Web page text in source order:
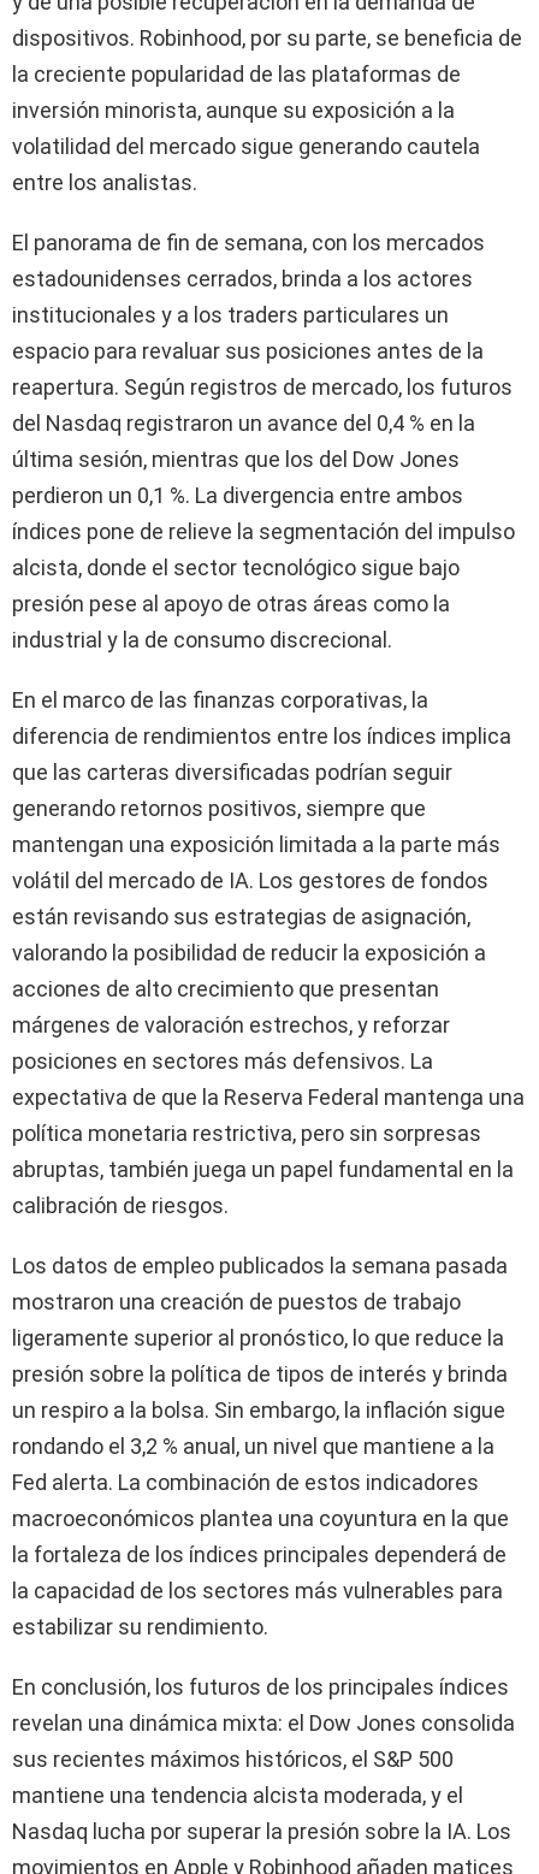
dispositivos. Robinhood, por su parte, se beneficia de
la creciente popularidad de las plataformas de
inversión minorista, aunque su exposición a la
volatilidad del mercado sigue generando cautela
entre los analistas.
El panorama de fin de semana, con los mercados
estadounidenses cerrados, brinda a los actores
institucionales y a los traders particulares un
espacio para revaluar sus posiciones antes de la
reapertura. Según registros de mercado, los futuros
del Nasdaq registraron un avance del 0,4 % en la
última sesión, mientras que los del Dow Jones
perdieron un 0,1 %. La divergencia entre ambos
índices pone de relieve la segmentación del impulso
alcista, donde el sector tecnológico sigue bajo
presión pese al apoyo de otras áreas como la
industrial y la de consumo discrecional.
En el marco de las finanzas corporativas, la
diferencia de rendimientos entre los índices implica
que las carteras diversificadas podrían seguir
generando retornos positivos, siempre que
mantengan una exposición limitada a la parte más
volátil del mercado de IA. Los gestores de fondos
están revisando sus estrategias de asignación,
valorando la posibilidad de reducir la exposición a
acciones de alto crecimiento que presentan
márgenes de valoración estrechos, y reforzar
posiciones en sectores más defensivos. La
expectativa de que la Reserva Federal mantenga una
política monetaria restrictiva, pero sin sorpresas
abruptas, también juega un papel fundamental en la
calibración de riesgos.
Los datos de empleo publicados la semana pasada
mostraron una creación de puestos de trabajo
ligeramente superior al pronóstico, lo que reduce la
presión sobre la política de tipos de interés y brinda
un respiro a la bolsa. Sin embargo, la inflación sigue
rondando el 3,2 % anual, un nivel que mantiene a la
Fed alerta. La combinación de estos indicadores
macroeconómicos plantea una coyuntura en la que
la fortaleza de los índices principales dependerá de
la capacidad de los sectores más vulnerables para
estabilizar su rendimiento.
En conclusión, los futuros de los principales índices
revelan una dinámica mixta: el Dow Jones consolida
sus recientes máximos históricos, el S&P 500
mantiene una tendencia alcista moderada, y el
Nasdaq lucha por superar la presión sobre la IA. Los
movimientos en Apple y Robinhood añaden matices